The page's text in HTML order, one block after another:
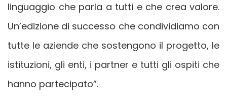
linguaggio che parla a tutti e che crea valore.
Un’edizione di successo che condividiamo con
tutte le aziende che sostengono il progetto, le
istituzioni, gli enti, i partner e tutti gli ospiti che
hanno partecipato”.